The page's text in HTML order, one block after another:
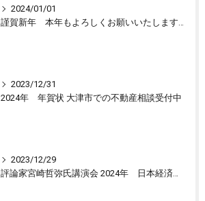
2024/01/01
謹賀新年 本年もよろしくお願いいたします 大津市センチュリー21アールエスティ住宅流通
2023/12/31
2024年 年賀状 大津市での不動産相談受付中
2023/12/29
評論家宮崎哲弥氏講演会 2024年 日本経済の展望について